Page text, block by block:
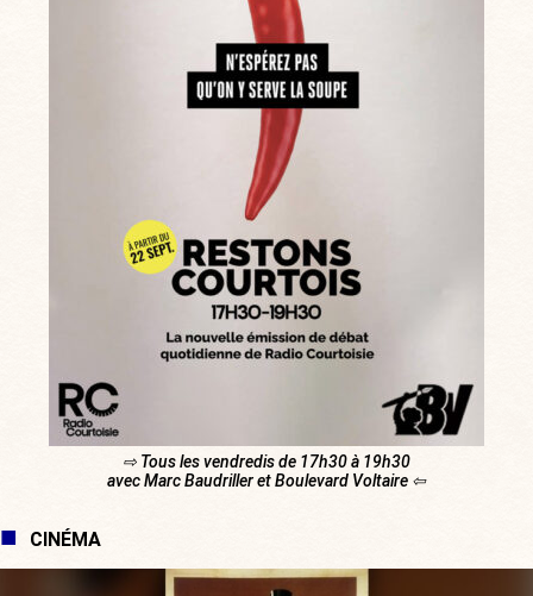
⇨ Tous les vendredis de 17h30 à 19h30
avec Marc Baudriller et Boulevard Voltaire ⇦
CINÉMA